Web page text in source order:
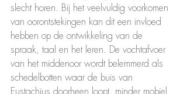
slecht horen. Bij het veelvuldig voorkomen
van oorontstekingen kan dit een invloed
hebben op de ontwikkeling van de
spraak, taal en het leren. De vochtafvoer
van het middenoor wordt belemmerd als
schedelbotten waar de buis van
Eustachius doorheen loopt, minder mobiel